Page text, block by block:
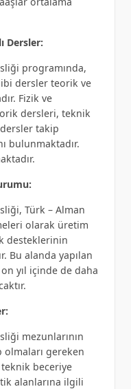
Dersler:
programında,
dersler teorik ve
Fizik ve
dersleri, teknik
takip
bulunmaktadır.
Türk – Alman
olarak üretim
desteklerinin
Bu alanda yapılan
yıl içinde de daha
mezunlarının
gereken
teknik beceriye
alanlarına ilgili